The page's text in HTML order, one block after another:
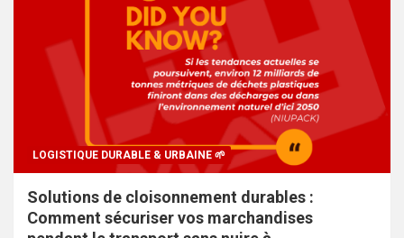
LOGISTIQUE DURABLE & URBAINE 🌱
Solutions de cloisonnement durables :
Comment sécuriser vos marchandises